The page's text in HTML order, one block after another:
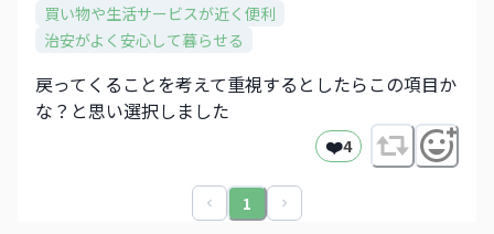
買い物や生活サービスが近く便利
治安がよく安心して暮らせる
戻ってくることを考えて重視するとしたらこの項目か
な？と思い選択しました
❤️4
1